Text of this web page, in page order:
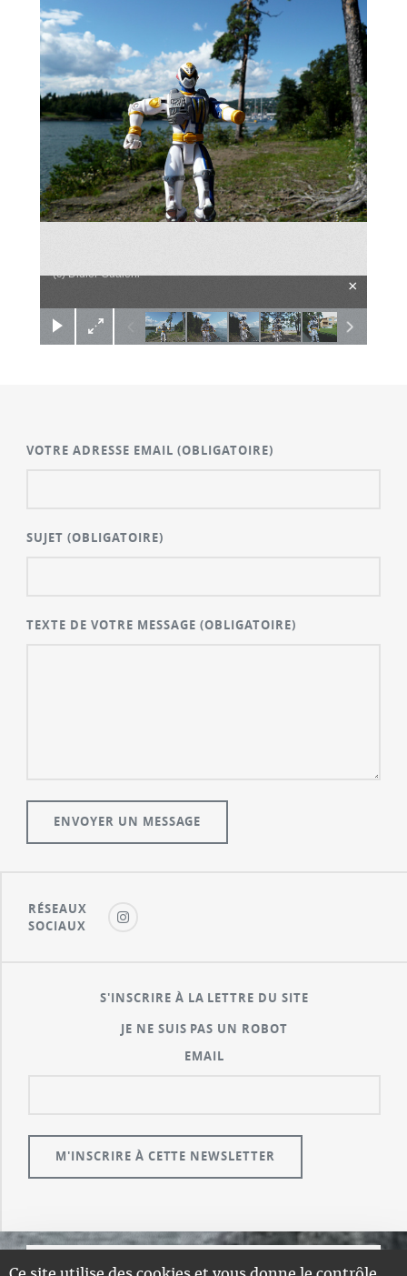
(c) Didier Gualeni
×
VOTRE ADRESSE EMAIL(OBLIGATOIRE)
SUJET(OBLIGATOIRE)
TEXTE DE VOTRE MESSAGE(OBLIGATOIRE)
RÉSEAUX
SOCIAUX
S'INSCRIRE À LA LETTRE DU SITE
JE NE SUIS PAS UN ROBOT
EMAIL